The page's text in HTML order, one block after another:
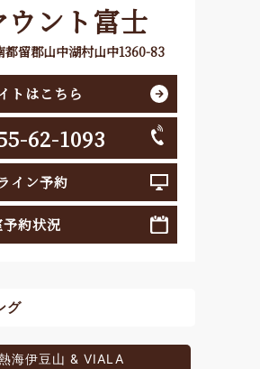
ウント富士
都留郡山中湖村山中1360-83
トはこちら
62-1093
イン予約
予約状況
グ
海伊豆山 & VIALA